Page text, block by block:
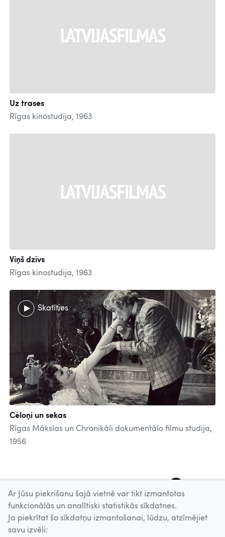
Uz trases
Rīgas kinostudija, 1963
Viņš dzīvs
Rīgas kinostudija, 1963
Skatīties
Cēloņi un sekas
Rīgas Mākslas un Chronikāli dokumentālo filmu studija,
1956
Uz augšu
Ar Jūsu piekrišanu šajā vietnē var tikt izmantotas
funkcionālās un analītiski statistikās sīkdatnes.
Ja piekrītat šo sīkdatņu izmantošanai, lūdzu, atzīmējiet
savu izvēli: